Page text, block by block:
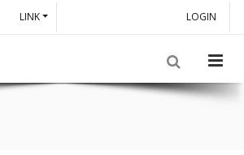
LOGIN
LINK